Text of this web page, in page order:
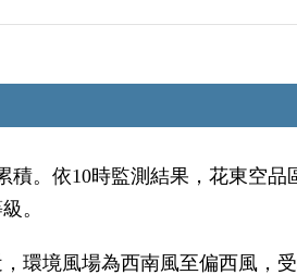
。依10時監測結果，花東空
。
環境風場為西南風至偏西風，